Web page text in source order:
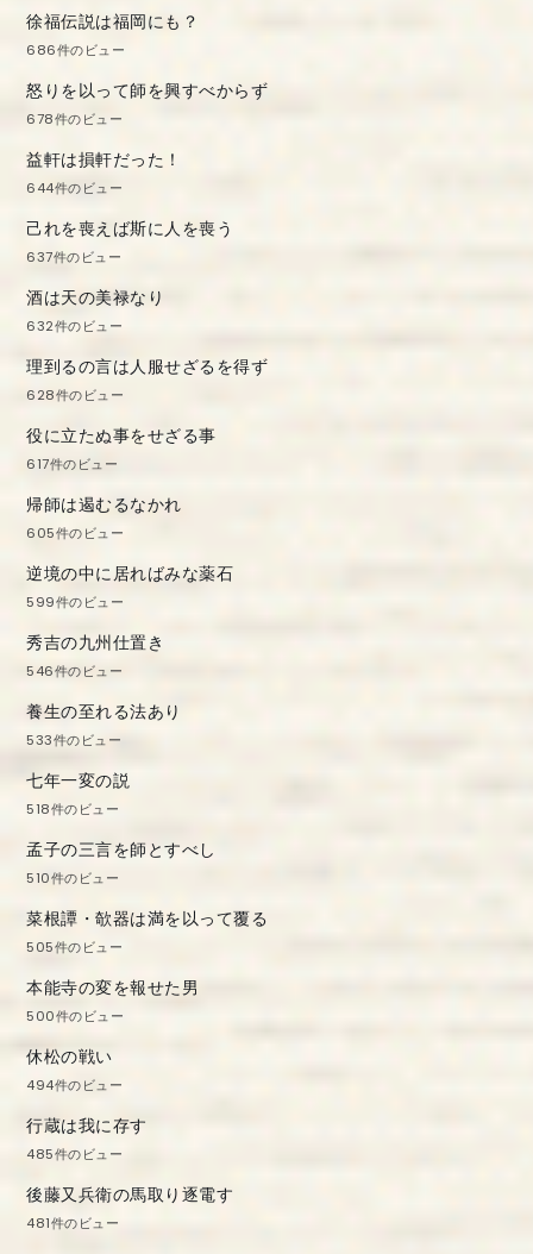
徐福伝説は福岡にも？
686件のビュー
怒りを以って師を興すべからず
678件のビュー
益軒は損軒だった！
644件のビュー
己れを喪えば斯に人を喪う
637件のビュー
酒は天の美禄なり
632件のビュー
理到るの言は人服せざるを得ず
628件のビュー
役に立たぬ事をせざる事
617件のビュー
帰師は遏むるなかれ
605件のビュー
逆境の中に居ればみな薬石
599件のビュー
秀吉の九州仕置き
546件のビュー
養生の至れる法あり
533件のビュー
七年一変の説
518件のビュー
孟子の三言を師とすべし
510件のビュー
菜根譚・欹器は満を以って覆る
505件のビュー
本能寺の変を報せた男
500件のビュー
休松の戦い
494件のビュー
行蔵は我に存す
485件のビュー
後藤又兵衛の馬取り逐電す
481件のビュー